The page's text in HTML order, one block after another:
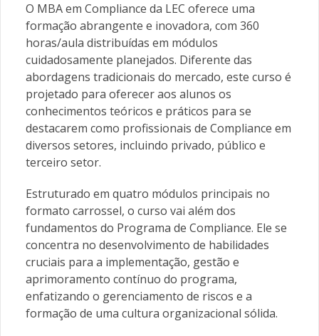
O MBA em Compliance da LEC oferece uma
formação abrangente e inovadora, com 360
horas/aula distribuídas em módulos
cuidadosamente planejados. Diferente das
abordagens tradicionais do mercado, este curso é
projetado para oferecer aos alunos os
conhecimentos teóricos e práticos para se
destacarem como profissionais de Compliance em
diversos setores, incluindo privado, público e
terceiro setor.
Estruturado em quatro módulos principais no
formato carrossel, o curso vai além dos
fundamentos do Programa de Compliance. Ele se
concentra no desenvolvimento de habilidades
cruciais para a implementação, gestão e
aprimoramento contínuo do programa,
enfatizando o gerenciamento de riscos e a
formação de uma cultura organizacional sólida.